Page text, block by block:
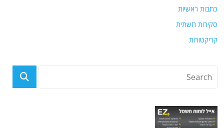
כתבות ראשיות
סקירות תשתית
קריקטורות